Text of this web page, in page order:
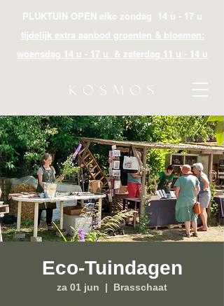
PLUKTUIN OPEN elke zondag 14 u - 17 u
tijdelijk extra aanbod groenten & bloemen:
woensdag 14 u - 17 u & zaterdag 11 u - 14 u
Eco-Tuindagen
za 01 jun
  |
Brasschaat